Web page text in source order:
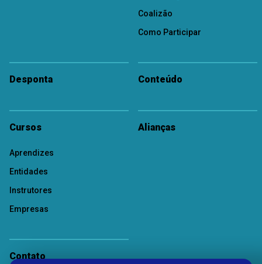
Coalizão
Como Participar
Desponta Conteúdo
Cursos
Aprendizes
Entidades
Instrutores
Empresas
Alianças
Contato